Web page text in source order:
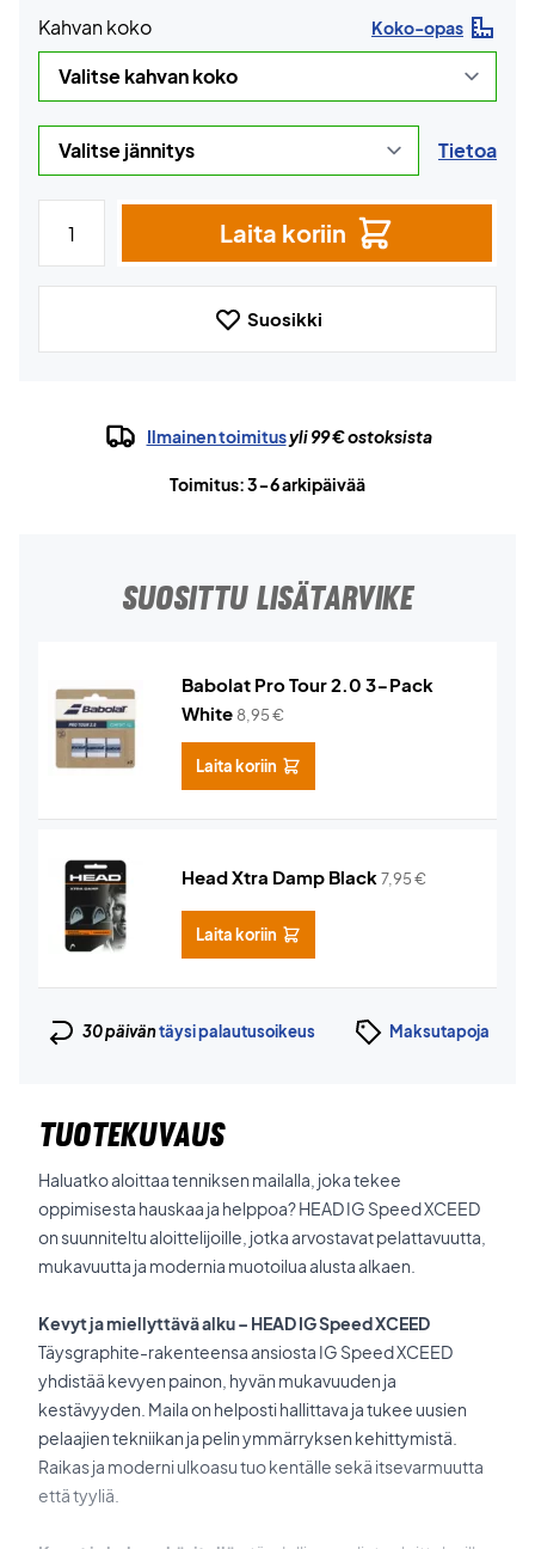
Kahvan koko Koko-opas
Tietoa
Laita koriin
Suosikki
Ilmainen toimitusyli 99 € ostoksista
Toimitus: 3-6 arkipäivää
SUOSITTU LISÄTARVIKE
Babolat Pro Tour 2.0 3-Pack
White 8,95€
Laita koriin
Head Xtra Damp Black7,95€
Laita koriin
30 päiväntäysi palautusoikeus Maksutapoja
TUOTEKUVAUS
Haluatko aloittaa tenniksen mailalla, joka tekee
oppimisesta hauskaa ja helppoa? HEAD IG Speed XCEED
on suunniteltu aloittelijoille, jotka arvostavat pelattavuutta,
mukavuutta ja modernia muotoilua alusta alkaen.
Kevyt ja miellyttävä alku – HEAD IG Speed XCEED
Täysgraphite-rakenteensa ansiosta IG Speed XCEED
yhdistää kevyen painon, hyvän mukavuuden ja
kestävyyden. Maila on helposti hallittava ja tukee uusien
pelaajien tekniikan ja pelin ymmärryksen kehittymistä.
Raikas ja moderni ulkoasu tuo kentälle sekä itsevarmuutta
että tyyliä.